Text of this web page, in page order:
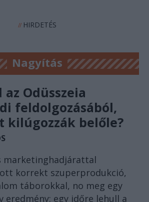
//HIRDETÉS
Nagyítás
Odüsszeia
feldolgozásából,
kilúgozzák belőle?
marketinghadjárattal
korrekt szuperprodukció,
táborokkal, no meg egy
egy időre lehull a